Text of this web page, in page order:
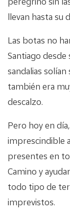
llevan hasta su
Las botas no
Santiago desde
sandalias
también era
descalzo.
Pero hoy en
imprescindible
presentes en
Camino y
todo tipo de
imprevistos.